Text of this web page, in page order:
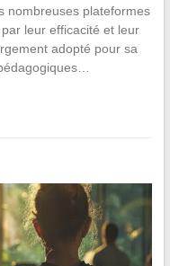
nombreuses plateformes
leur efficacité et leur
adopté pour sa